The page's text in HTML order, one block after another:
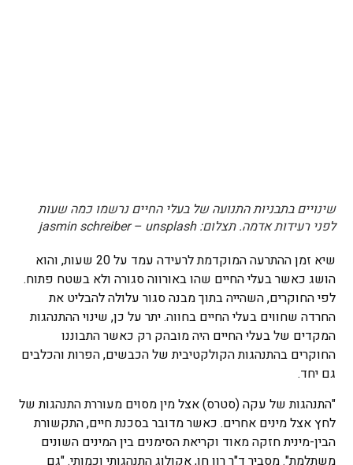
שינויים בתבניות התנועה של בעלי החיים נרשמו כמה שעות
לפני רעידות אדמה. תצלום: jasmin schreiber – unsplash
שיא זמן ההתרעה המוקדמת לרעידה עמד על 20 שעות, והוא
הושג כאשר בעלי החיים שהו באורווה סגורה ולא בשטח פתוח.
לפי החוקרים, השהייה בתוך מבנה סגור עלולה להבליט את
החרדה שחווים בעלי החיים בחווה. יתר על כן, שינוי ההתנהגות
המקדים של בעלי החיים היה מובהק רק כאשר התבוננו
החוקרים בהתנהגות הקולקטיבית של הכבשים, הפרות והכלבים
גם יחד.
"התנהגות של עקה (סטרס) אצל מין מסוים מעוררת התנהגות של
לחץ אצל מינים אחרים. כאשר מדובר בסכנת חיים, התקשורת
הבין-מינית חזקה מאוד וקריאת הסימנים בין המינים השונים
משתלמת". מסביר ד"ר רון חן, אקולוג התנהגותי וכמותי. "גם